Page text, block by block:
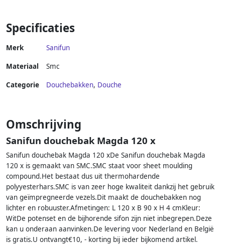
Specificaties
Merk Sanifun
Materiaal Smc
Categorie Douchebakken, Douche
Omschrijving
Sanifun douchebak Magda 120 x
Sanifun douchebak Magda 120 xDe Sanifun douchebak Magda
120 x is gemaakt van SMC.SMC staat voor sheet moulding
compound.Het bestaat dus uit thermohardende
polyyesterhars.SMC is van zeer hoge kwaliteit dankzij het gebruik
van geïmpregneerde vezels.Dit maakt de douchebakken nog
lichter en robuuster.Afmetingen: L 120 x B 90 x H 4 cmKleur:
WitDe potenset en de bijhorende sifon zijn niet inbegrepen.Deze
kan u onderaan aanvinken.De levering voor Nederland en België
is gratis.U ontvangt€10, - korting bij ieder bijkomend artikel.